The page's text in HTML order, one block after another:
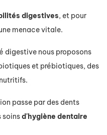
digestives, et pour
menace vitale.
digestive nous proposons
et prébiotiques, des
passe par des dents
soinsd'hygiène dentaire